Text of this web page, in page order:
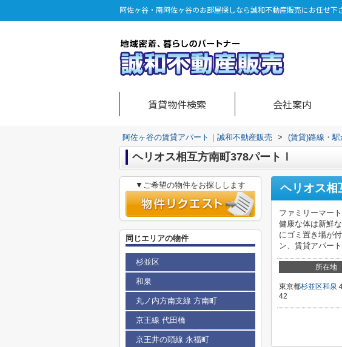
阿佐ヶ谷・南阿佐ヶ谷のお部屋探しなら誠和不動産販売にお任せ下
賃貸物件検索 会社案内
阿佐ヶ谷の賃貸アパート｜誠和不動産販売 > (賃貸)路線・駅
ヘリオス相互方南町378パートⅠ
ヘリオス相
ファミリーマー
健康な体は新鮮
にゴミ置き場が
ン、賃貸アパー
所在地
東京都杉並区和泉
42
▼ご希望の物件をお探しします
同じエリアの物件
杉並区
和泉
丸ノ内方南支線 方南町
京王線 代田橋
京王井の頭線 永福町